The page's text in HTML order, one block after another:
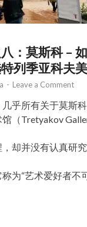
：莫斯科 –
列季亚科夫
- Leave a Comment
乎所有关于莫斯
（Tretyakov
却并没有认真研
为“艺术爱好者不